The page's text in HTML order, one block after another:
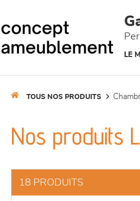
LE
TOUS NOS PRODUITS
Nos produits
18 PRODUITS